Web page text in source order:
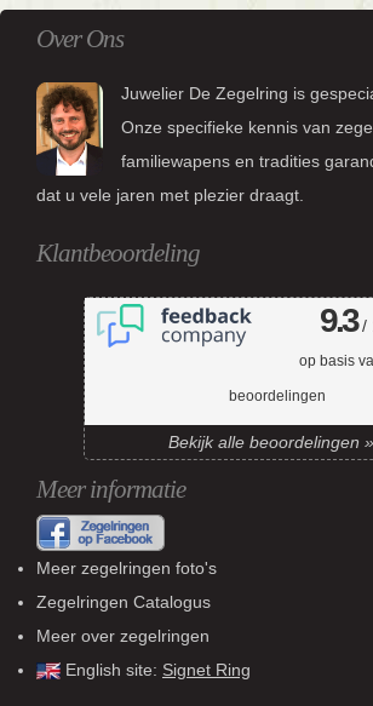
Over Ons
Juwelier De Zegelring is
Onze specifieke kennis van
familiewapens en tradities
dat u vele jaren met plezier draagt.
Klantbeoordeling
9.3/
op basis
beoordelingen
Bekijk alle beoordelingen »
Meer informatie
Meer zegelringen foto's
Zegelringen Catalogus
Meer over zegelringen
English site: Signet Ring